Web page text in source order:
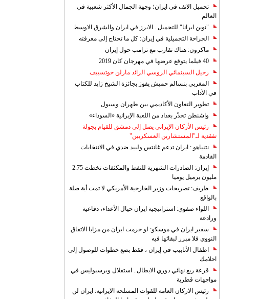
تجميل الانف في ايران؛ وجهة الجمال الأكثر شعبية في
العالم
"نوين ايرانا" للتجميل ..الابرز في ايران والشرق الاوسط
الجراحة التجميلية في إيران: كل ما تحتاج إلى معرفته
ماكرون: هناك تقارب مع ترامب حول إيران
40 فيلما يتوقع عرضها في مهرجان كان 2019
رحيل السينمائي الروسي الرائد مارلن خوتسييف
المغربي بنسالم حميش يفوز بجائزة الشيخ زايد للكتاب
في الآداب
تطوير التعاون الأكاديمي بين طهران وسيول
واشنطن تحذّر بغداد من اللعبة الإيرانية «السوداء»
رئيس الأركان الإيراني يصل إلى دمشق للقيام بجولة
تفقدية لـ"المستشارين العسكريين"
نتنياهو : ايران تدعم غانتس ولبيد ضدي في الانتخابات
القادمة
إيران: الصادرات الشهریة للنفط والمكثفات تخطت 2.75
مليون برميل يوميا
ظريف: تصريحات وزير الخارجية الأمريكي لا تمت أية صلة
بالواقع
اللواء صفوي: استراتيجية ايران حيال الأعداء، دفاعية
ورادعة
سفير ايران في موسكو: لو حرمت ايران من مزايا الاتفاق
النووي فلا مبرر لبقائها فيه
اطفال الأنابيب في إيران ، فقط بضع خطوات للوصول إلى
احلامك
قرعة ربع نهائي دوري الابطال.. استقلال وبرسبوليس في
مواجهات قطرية
رئيس الاركان العامة للقوات المسلحة الايرانية: ايران لن